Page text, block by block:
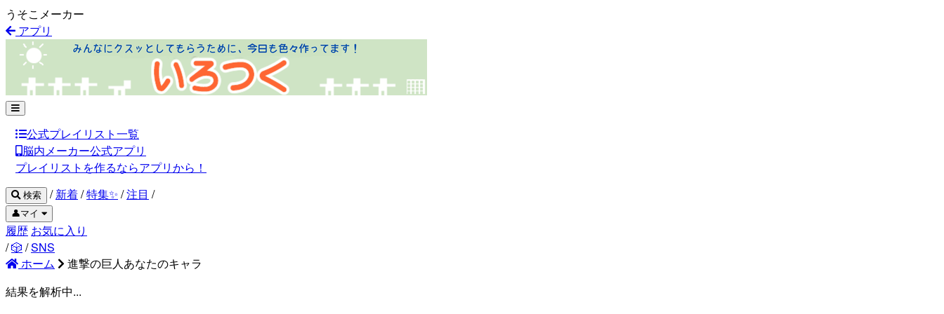
うそこメーカー
アプリ
公式プレイリスト一覧
脳内メーカー公式アプリ
プレイリストを作るならアプリから！
検索 / 新着/特集✨ /注目 /
👤マイ
履歴 お気に入り
/🎲 /SNS
ホーム
進撃の巨人あなたのキャラ
結果を解析中...